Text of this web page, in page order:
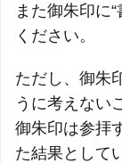
また御朱印に
ください。
ただし、御朱
うに考えない
御朱印は参拝
た結果として